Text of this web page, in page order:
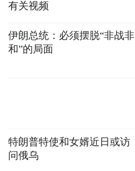
英寸轮圈。
有关视频
伊朗总统：必须摆脱“非战非
和”的局面
特朗普特使和女婿近日或访
问俄乌